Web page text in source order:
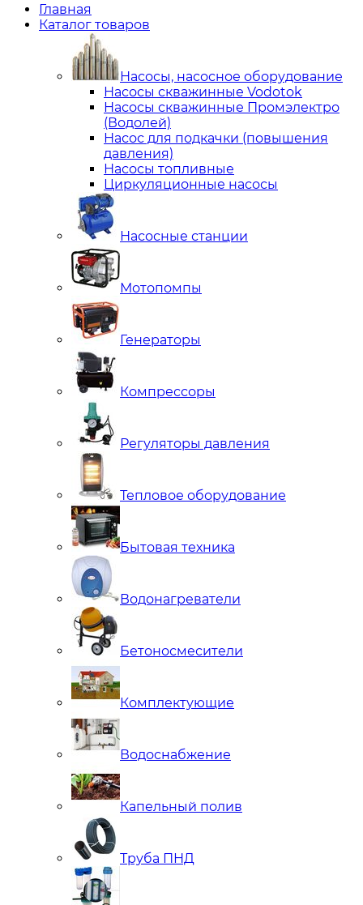
Главная
Каталог товаров
Насосы, насосное оборудование
Насосы скважинные Vodotok
Насосы скважинные Промэлектро
(Водолей)
Насос для подкачки (повышения
давления)
Насосы топливные
Циркуляционные насосы
Насосные станции
Мотопомпы
Генераторы
Компрессоры
Регуляторы давления
Тепловое оборудование
Бытовая техника
Водонагреватели
Бетоносмесители
Комплектующие
Водоснабжение
Капельный полив
Труба ПНД